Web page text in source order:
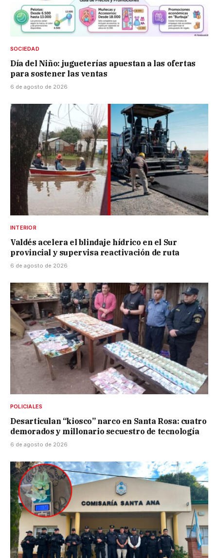
SOCIEDAD
Día del Niño: jugueterías apuestan a las ofertas
para sostener las ventas
6 de agosto de 2026
INTERIOR
Valdés acelera el blindaje hídrico en el Sur
provincial y supervisa reactivación de ruta
6 de agosto de 2026
POLICIALES
Desarticulan “kiosco” narco en Santa Rosa: cuatro
demorados y millonario secuestro de tecnología
6 de agosto de 2026